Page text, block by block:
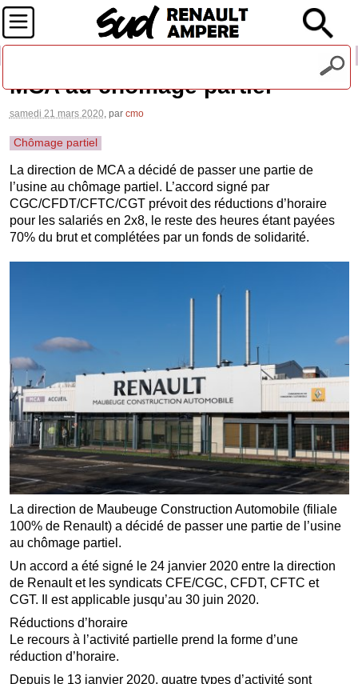
MCA au chômage partiel
samedi 21 mars 2020 , par cmo
Chômage partiel
La direction de MCA a décidé de passer une partie de
l’usine au chômage partiel. L’accord signé par
CGC/CFDT/CFTC/CGT prévoit des réductions d’horaire
pour les salariés en 2x8, le reste des heures étant payées
70% du brut et complétées par un fonds de solidarité.
La direction de Maubeuge Construction Automobile (filiale
100% de Renault) a décidé de passer une partie de l’usine
au chômage partiel.
Un accord a été signé le 24 janvier 2020 entre la direction
de Renault et les syndicats CFE/CGC, CFDT, CFTC et
CGT. Il est applicable jusqu’au 30 juin 2020.
Réductions d’horaire
Le recours à l’activité partielle prend la forme d’une
réduction d’horaire.
Depuis le 13 janvier 2020, quatre types d’activité sont